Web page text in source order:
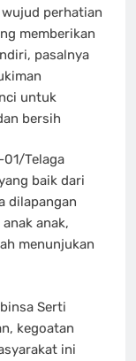
perhatian
memberikan
pasalnya
untuk
bersih
Telaga
baik dari
dilapangan
anak,
menunjukan
Serti
kegoatan
ini